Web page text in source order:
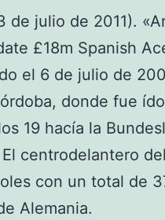
de julio de 2011).
£18m Spanish
el 6 de julio de
donde fue
19 hacía la
centrodelantero
con un total de
Alemania.